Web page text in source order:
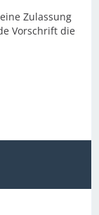
Zulassung
Vorschrift die